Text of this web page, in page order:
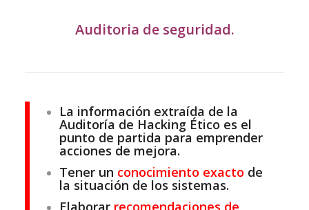
Auditoria de seguridad.
La información extraída de la
Auditoría de Hacking Ético es el
punto de partida para emprender
acciones de mejora.
Tener un conocimiento exacto de
la situación de los sistemas.
Elaborarrecomendaciones de